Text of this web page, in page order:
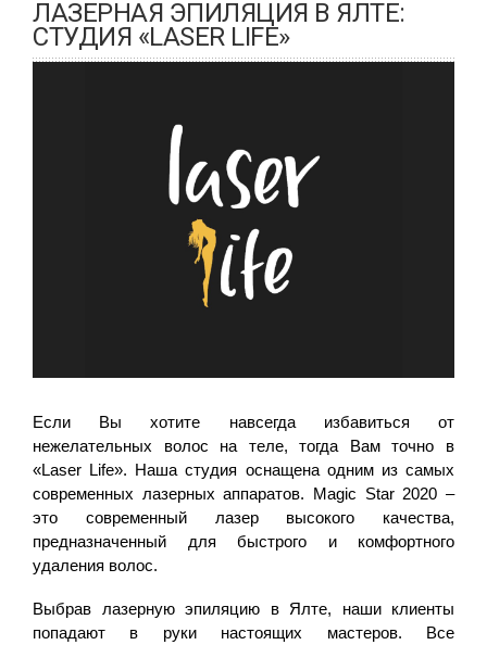
ЛАЗЕРНАЯ ЭПИЛЯЦИЯ В ЯЛТЕ:
СТУДИЯ «LASER LIFE»
Если Вы хотите навсегда избавиться от
нежелательных волос на теле, тогда Вам точно в
«Laser Life». Наша студия оснащена одним из самых
современных лазерных аппаратов. Magic Star 2020 –
это современный лазер высокого качества,
предназначенный для быстрого и комфортного
удаления волос.
Выбрав лазерную эпиляцию в Ялте, наши клиенты
попадают в руки настоящих мастеров. Все